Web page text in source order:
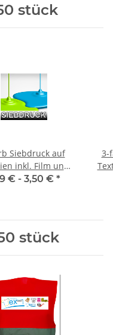
stück
Siebdruck auf
inkl. Film und
€ - 3,50 € *
3-
stück